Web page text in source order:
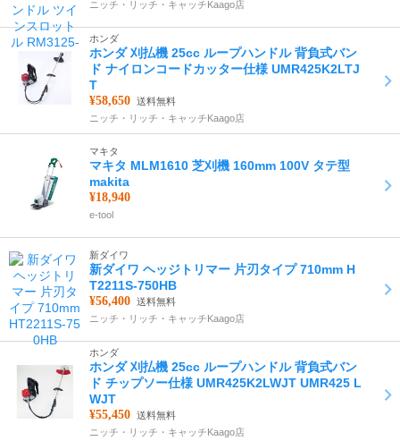
ニッチ・リッチ・キャッチKaago店
ホンダ
ホンダ 刈払機 25cc ループハンドル 背負式バン
ド ナイロンコードカッター仕様 UMR425K2LTJ
T
¥58,650 送料無料
ニッチ・リッチ・キャッチKaago店
マキタ
マキタ MLM1610 芝刈機 160mm 100V タテ型
makita
¥18,940
e-tool
新ダイワ
新ダイワ ヘッジトリマー 片刃タイプ 710mm H
T2211S-750HB
¥56,400 送料無料
ニッチ・リッチ・キャッチKaago店
ホンダ
ホンダ 刈払機 25cc ループハンドル 背負式バン
ド チップソー仕様 UMR425K2LWJT UMR425 L
WJT
¥55,450 送料無料
ニッチ・リッチ・キャッチKaago店